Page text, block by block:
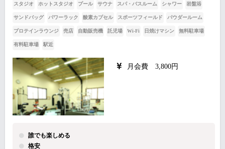
スタジオ ホットスタジオ プール サウナ スパ・バスルーム シャワー 岩盤浴
サンドバッグ パワーラック 酸素カプセル スポーツフィールド パウダールーム
プロテインラウンジ 売店 自動販売機 託児場 Wi-Fi 日焼けマシン 無料駐車場
有料駐車場 駅近
月会費 3,800円
誰でも楽しめる
格安